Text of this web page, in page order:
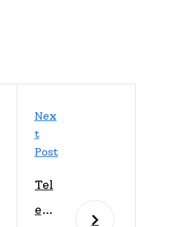
Nex
T
Post
Tel
em